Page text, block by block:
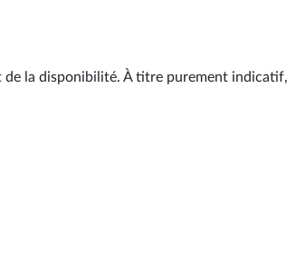
de la disponibilité. À titre purement indicatif,